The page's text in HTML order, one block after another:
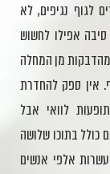
לגוף נגיפים, לא
אפילו לחשוש
אין ספק להחדרת
לוואי אבל
כולל בתוכו שלושה
אלפי אנשים